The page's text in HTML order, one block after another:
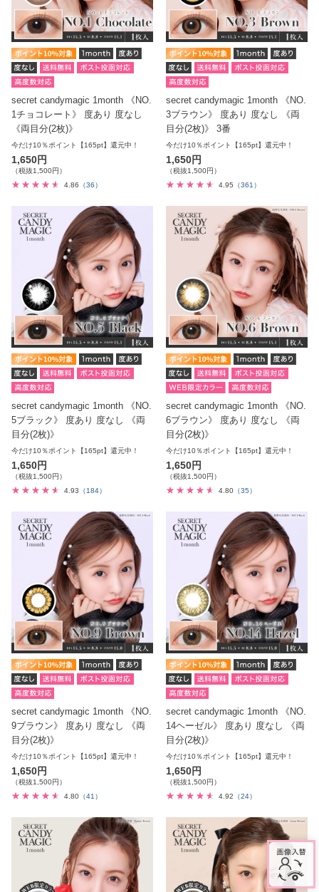
secret candymagic 1month 《NO.
1チョコレート》 度あり 度なし
《両目分(2枚)》
今だけ10％ポイント【165pt】還元中！
1,650円
（税抜1,500円）
4.86 （36）
secret candymagic 1month 《NO.
3ブラウン》 度あり 度なし 《両
目分(2枚)》 3番
今だけ10％ポイント【165pt】還元中！
1,650円
（税抜1,500円）
4.95
（361）
secret candymagic 1month 《NO.
5ブラック》 度あり 度なし 《両
目分(2枚)》
今だけ10％ポイント【165pt】還元中！
1,650円
（税抜1,500円）
4.93 （184）
secret candymagic 1month 《NO.
6ブラウン》 度あり 度なし 《両
目分(2枚)》
今だけ10％ポイント【165pt】還元中！
1,650円
（税抜1,500円）
4.80 （35）
secret candymagic 1month 《NO.
9ブラウン》 度あり 度なし 《両
目分(2枚)》
今だけ10％ポイント【165pt】還元中！
1,650円
（税抜1,500円）
4.80 （41）
secret candymagic 1month 《NO.
14ヘーゼル》 度あり 度なし 《両
目分(2枚)》
今だけ10％ポイント【165pt】還元中！
1,650円
（税抜1,500円）
4.92
（24）